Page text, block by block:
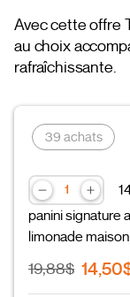
Avec cette offre
au choix
rafraîchissante.
39 achats
panini signature
limonade
19,88$